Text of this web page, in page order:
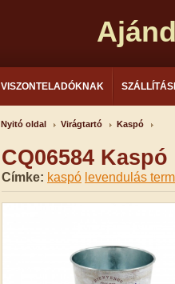
VISZONTELADÓKNAK
Nyitó oldal Virágtartó Kaspó
CQ06584
Címke: kaspó levendulás